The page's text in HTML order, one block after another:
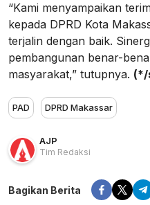
“Kami menyampaikan
kepada DPRD Kota
terjalin dengan baik.
pembangunan benar-
masyarakat,” tutupnya. (*/
PAD DPRD Makassar
AJP
Tim Redaksi
Bagikan Berita